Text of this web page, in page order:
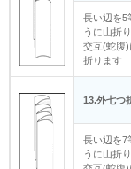
長い辺を5
うに山折
交互(蛇腹)
折ります
13.外七つ
長い辺を7
うに山折